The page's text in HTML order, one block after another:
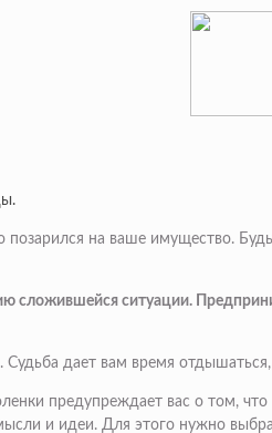
позарился на ваше имущество.
сложившейся ситуации.
дает вам время
предупреждает вас о том,
и идеи. Для этого нужно